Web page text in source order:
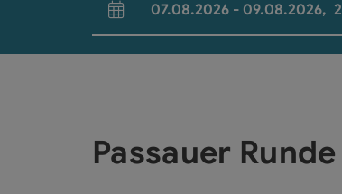
An- und Abreisefelder
07.08.2026 - 09.08.2026, 2
Passauer Runde